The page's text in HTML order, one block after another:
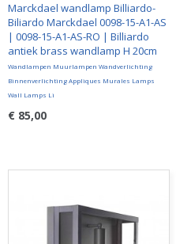
Marckdael wandlamp Billiardo-
Biliardo Marckdael 0098-15-A1-AS
| 0098-15-A1-AS-RO | Billiardo
antiek brass wandlamp H 20cm
Wandlampen Muurlampen Wandverlichting
Binnenverlichting Appliques Murales Lamps
Wall Lamps Li
€ 85,00